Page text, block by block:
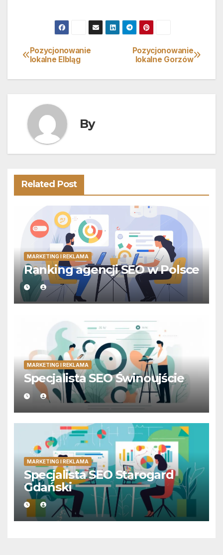
Nawigacja
wpisu
Pozycjonowanie
lokalne Gorzów
Pozycjonowanie
lokalne Elbląg
By
Related Post
MARKETING I REKLAMA
Ranking agencji SEO w Polsce
MARKETING I REKLAMA
Specjalista SEO Świnoujście
MARKETING I REKLAMA
Specjalista SEO Starogard
Gdański